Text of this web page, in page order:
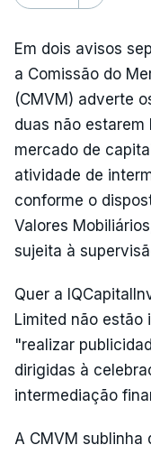
Em dois avisos
a Comissão do
(CMVM) adverte
duas não
mercado de
atividade de
conforme o
Valores
sujeita à
Quer a
Limited não estão
"realizar
dirigidas à
intermediação
A CMVM sublinha